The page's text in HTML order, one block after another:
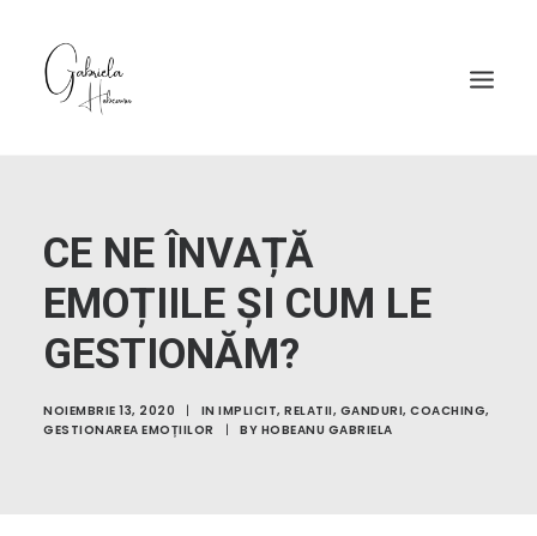
CE NE ÎNVAȚĂ
EMOȚIILE ȘI CUM LE
GESTIONĂM?
NOIEMBRIE 13, 2020 | IN IMPLICIT, RELATII, GANDURI, COACHING,
GESTIONAREA EMOȚIILOR
| BY HOBEANU GABRIELA